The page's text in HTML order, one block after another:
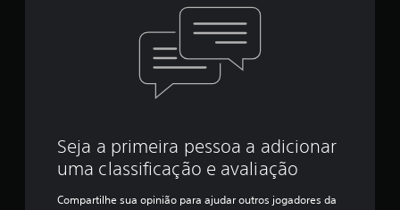
Seja a primeira pessoa a adicionar
uma classificação e avaliação
Compartilhe sua opinião para ajudar outros jogadores da